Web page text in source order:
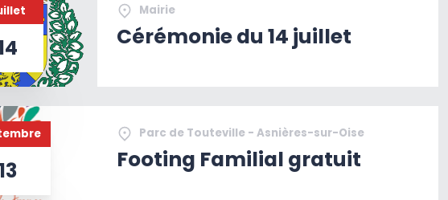
Mairie
Cérémonie du 14 juillet
Parc de Touteville - Asnières-sur-Oise
Footing Familial gratuit